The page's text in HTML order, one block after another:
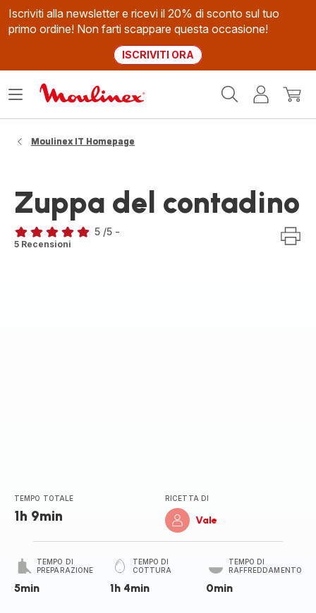
Iscriviti alla newsletter e ricevi il 20% di sconto sul tuo
primo ordine! Non farti scappare questa occasione!
ISCRIVITI ORA
Il
Apri
Moulinex IT Homepage
Zuppa del contadino
Recensione
5 /5 -
5 Recensioni
TEMPO TOTALE
1h 9min
RICETTA DI
Vale
TEMPO DI
PREPARAZIONE
5min
TEMPO DI
COTTURA
1h 4min
TEMPO DI
RAFFREDDAMENTO
0min